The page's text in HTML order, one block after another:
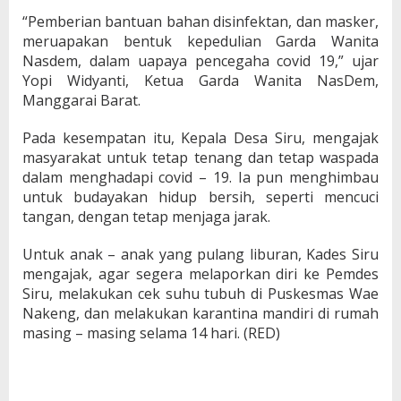
“Pemberian bantuan bahan disinfektan, dan masker,
meruapakan bentuk kepedulian Garda Wanita
Nasdem, dalam uapaya pencegaha covid 19,” ujar
Yopi Widyanti, Ketua Garda Wanita NasDem,
Manggarai Barat.
Pada kesempatan itu, Kepala Desa Siru, mengajak
masyarakat untuk tetap tenang dan tetap waspada
dalam menghadapi covid – 19. Ia pun menghimbau
untuk budayakan hidup bersih, seperti mencuci
tangan, dengan tetap menjaga jarak.
Untuk anak – anak yang pulang liburan, Kades Siru
mengajak, agar segera melaporkan diri ke Pemdes
Siru, melakukan cek suhu tubuh di Puskesmas Wae
Nakeng, dan melakukan karantina mandiri di rumah
masing – masing selama 14 hari. (RED)